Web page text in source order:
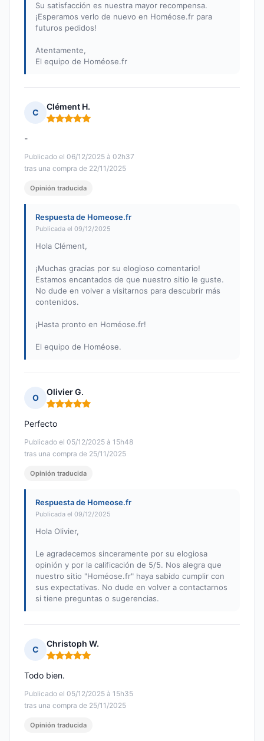
Su satisfacción es nuestra mayor recompensa.
¡Esperamos verlo de nuevo en Homéose.fr para
futuros pedidos!
Atentamente,
El equipo de Homéose.fr
C
Clément H.
Nota: 5 de 5
Publicado el 06/12/2025 à 02h37
tras una compra de 22/11/2025
-
Opinión traducida
Respuesta de Homeose.fr
Publicada el 09/12/2025
Hola Clément,
¡Muchas gracias por su elogioso comentario!
Estamos encantados de que nuestro sitio le guste.
No dude en volver a visitarnos para descubrir más
contenidos.
¡Hasta pronto en Homéose.fr!
El equipo de Homéose.
O
Olivier G.
Nota: 5 de 5
Publicado el 05/12/2025 à 15h48
tras una compra de 25/11/2025
Perfecto
Opinión traducida
Respuesta de Homeose.fr
Publicada el 09/12/2025
Hola Olivier,
Le agradecemos sinceramente por su elogiosa
opinión y por la calificación de 5/5. Nos alegra que
nuestro sitio "Homéose.fr" haya sabido cumplir con
sus expectativas. No dude en volver a contactarnos
si tiene preguntas o sugerencias.
C
Christoph W.
Nota: 5 de 5
Publicado el 05/12/2025 à 15h35
tras una compra de 25/11/2025
Todo bien.
Opinión traducida